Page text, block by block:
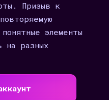
Призыв к
элементы
на разных